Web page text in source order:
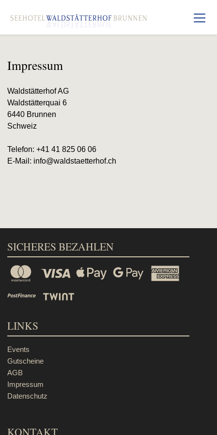
Impressum
Waldstätterhof AG
Waldstätterquai 6
6440 Brunnen
Schweiz
Telefon: +41 41 825 06 06
E-Mail: info@waldstaetterhof.ch
SICHERES BEZAHLEN
LINKS
Events
Gutscheine
AGB
Impressum
Datenschutz
KONTAKT